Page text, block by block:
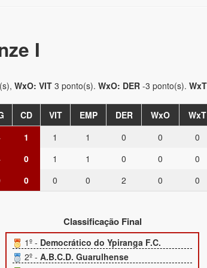
I
WxO: VIT 3 ponto(s). WxO: DER -3 ponto(s).
CD VIT EMP DER WxO
WxT
1 1 1 0 0
0
0 1 1 0 0
0
0 0 0 2 0 0
Classificação Final
1º - Democrático do Ypiranga F.C.
2º - A.B.C.D. Guarulhense